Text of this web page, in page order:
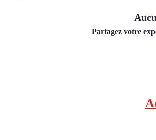
Partagez votre